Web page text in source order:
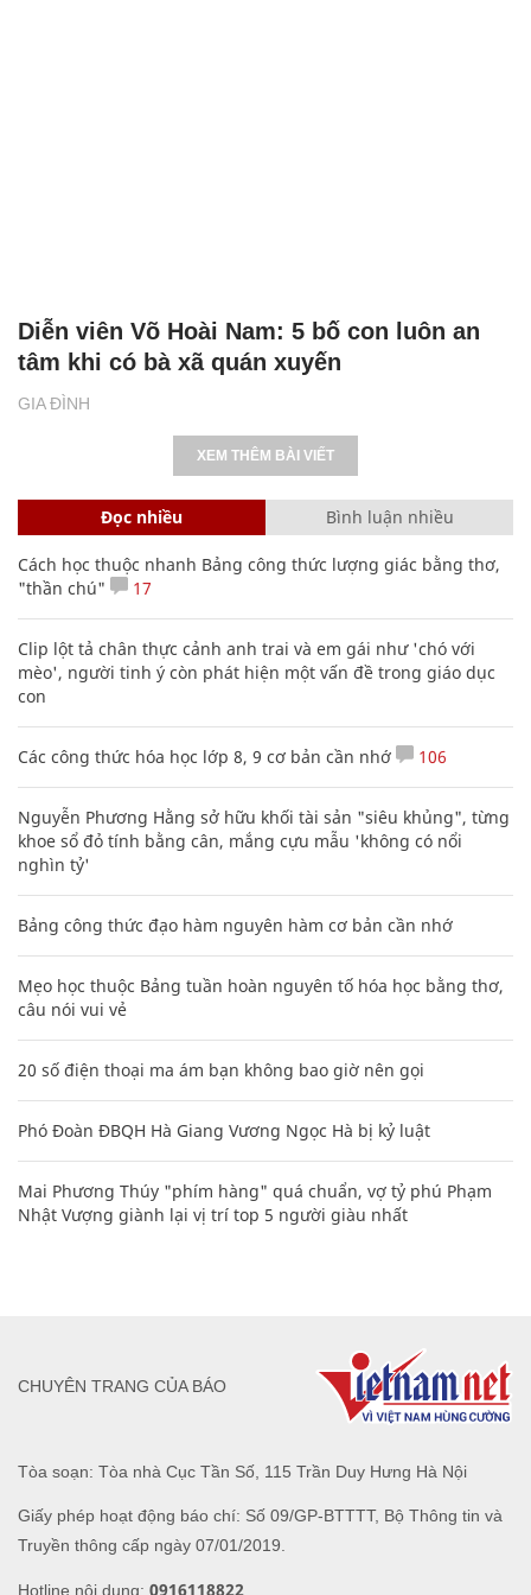
GIA ĐÌNH
Diễn viên Võ Hoài Nam: 5 bố con luôn an
tâm khi có bà xã quán xuyến
XEM THÊM BÀI VIẾT
Đọc nhiều Bình luận nhiều
Cách học thuộc nhanh Bảng công thức lượng giác bằng thơ,
"thần chú"
17
Clip lột tả chân thực cảnh anh trai và em gái như 'chó với
mèo', người tinh ý còn phát hiện một vấn đề trong giáo dục
con
Các công thức hóa học lớp 8, 9 cơ bản cần nhớ 106
Nguyễn Phương Hằng sở hữu khối tài sản "siêu khủng", từng
khoe sổ đỏ tính bằng cân, mắng cựu mẫu 'không có nổi
nghìn tỷ'
Bảng công thức đạo hàm nguyên hàm cơ bản cần nhớ
Mẹo học thuộc Bảng tuần hoàn nguyên tố hóa học bằng thơ,
câu nói vui vẻ
20 số điện thoại ma ám bạn không bao giờ nên gọi
Phó Đoàn ĐBQH Hà Giang Vương Ngọc Hà bị kỷ luật
Mai Phương Thúy "phím hàng" quá chuẩn, vợ tỷ phú Phạm
Nhật Vượng giành lại vị trí top 5 người giàu nhất
Tòa soạn: Tòa nhà Cục Tần Số, 115 Trần Duy Hưng Hà Nội
Giấy phép hoạt động báo chí: Số 09/GP-BTTTT, Bộ Thông tin và
Truyền thông cấp ngày 07/01/2019.
Hotline nội dung: 0916118822
CHUYÊN TRANG CỦA BÁO